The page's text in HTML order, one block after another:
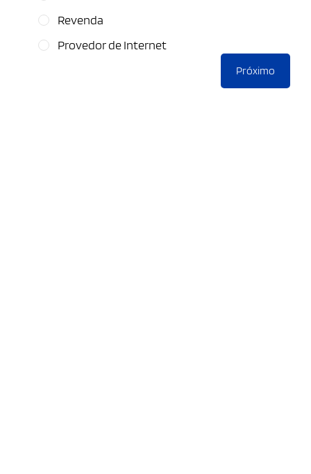
Revenda
Provedor de Internet
Próximo